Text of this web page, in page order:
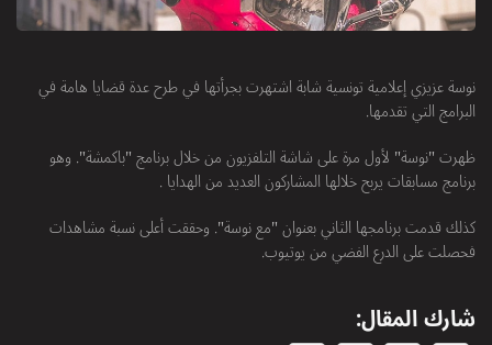
نوسة عزيزي إعلامية تونسية شابة اشتهرت بجرأتها في طرح عدة قضايا هامة في
البرامج التي تقدمها.
ظهرت "نوسة" لأول مرة على شاشة التلفزيون من خلال برنامج "باكمشة". وهو
برنامج مسابقات يربح خلالها المشاركون العديد من الهدايا .
كذلك قدمت برنامجها الثاني بعنوان "مع نوسة". وحققت أعلى نسبة مشاهدات
فحصلت على الدرع الفضي من يوتيوب.
شارك المقال: